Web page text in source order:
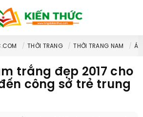
THỜI TRANG THỜI TRANG NAM
trắng đẹp 2017 cho
công sở trẻ trung